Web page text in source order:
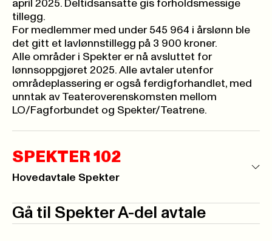
april 2025. Deltidsansatte gis forholdsmessige
tillegg.
For medlemmer med under 545 964 i årslønn ble
det gitt et lavlønnstillegg på 3 900 kroner.
Alle områder i Spekter er nå avsluttet for
lønnsoppgjøret 2025. Alle avtaler utenfor
områdeplassering er også ferdigforhandlet, med
unntak av Teateroverenskomsten mellom
LO/Fagforbundet og Spekter/Teatrene.
SPEKTER 102
Hovedavtale Spekter
Gå til Spekter A-del avtale